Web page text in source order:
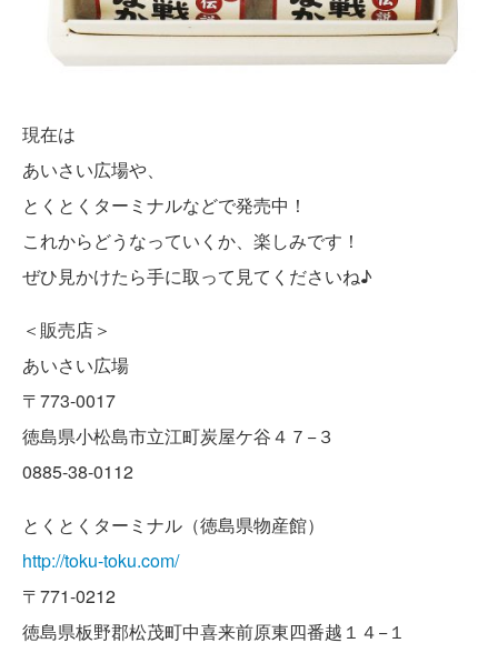
現在は
あいさい広場や、
とくとくターミナルなどで発売中！
これからどうなっていくか、楽しみです！
ぜひ見かけたら手に取って見てくださいね♪
＜販売店＞
あいさい広場
〒773-0017
徳島県小松島市立江町炭屋ケ谷４７−３
0885-38-0112
とくとくターミナル（徳島県物産館）
http://toku-toku.com/
〒771-0212
徳島県板野郡松茂町中喜来前原東四番越１４−１